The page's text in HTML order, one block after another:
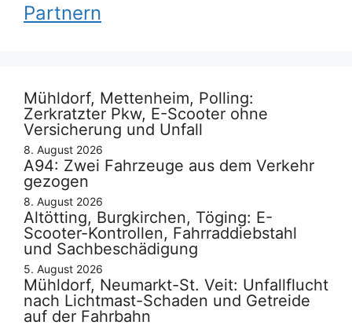
Partnern
Mühldorf, Mettenheim, Polling:
Zerkratzter Pkw, E-Scooter ohne
Versicherung und Unfall
8. August 2026
A94: Zwei Fahrzeuge aus dem Verkehr
gezogen
8. August 2026
Altötting, Burgkirchen, Töging: E-
Scooter-Kontrollen, Fahrraddiebstahl
und Sachbeschädigung
5. August 2026
Mühldorf, Neumarkt-St. Veit: Unfallflucht
nach Lichtmast-Schaden und Getreide
auf der Fahrbahn